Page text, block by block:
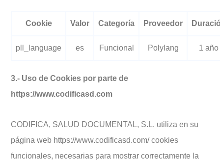
Cookie Valor Categoría Proveedor
pll_language es Funcional Polylang 1 año
3.- Uso de Cookies por parte de
https://www.codificasd.com
CODIFICA, SALUD DOCUMENTAL, S.L. utiliza en su
página web https://www.codificasd.com/ cookies
funcionales, necesarias para mostrar correctamente la